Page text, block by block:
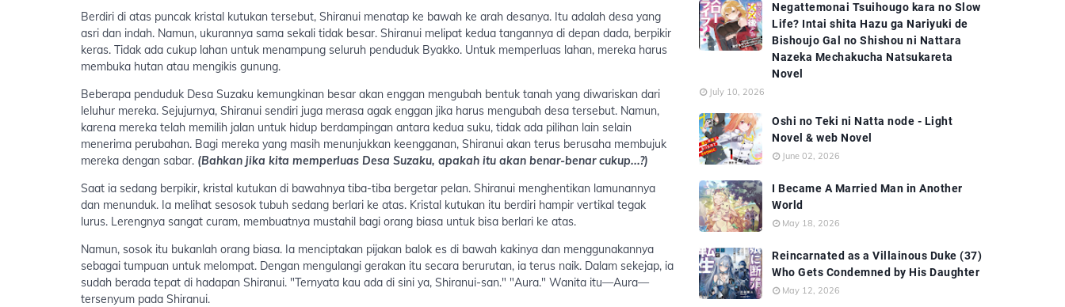
Berdiri di atas puncak kristal kutukan tersebut, Shiranui menatap ke bawah ke arah desanya. Itu adalah desa yang
asri dan indah. Namun, ukurannya sama sekali tidak besar. Shiranui melipat kedua tangannya di depan dada, berpikir
keras. Tidak ada cukup lahan untuk menampung seluruh penduduk Byakko. Untuk memperluas lahan, mereka harus
membuka hutan atau mengikis gunung.
Beberapa penduduk Desa Suzaku kemungkinan besar akan enggan mengubah bentuk tanah yang diwariskan dari
leluhur mereka. Sejujurnya, Shiranui sendiri juga merasa agak enggan jika harus mengubah desa tersebut. Namun,
karena mereka telah memilih jalan untuk hidup berdampingan antara kedua suku, tidak ada pilihan lain selain
menerima perubahan. Bagi mereka yang masih menunjukkan keengganan, Shiranui akan terus berusaha membujuk
mereka dengan sabar. (Bahkan jika kita memperluas Desa Suzaku, apakah itu akan benar-benar cukup...?)
Saat ia sedang berpikir, kristal kutukan di bawahnya tiba-tiba bergetar pelan. Shiranui menghentikan lamunannya
dan menunduk. Ia melihat sesosok tubuh sedang berlari ke atas. Kristal kutukan itu berdiri hampir vertikal tegak
lurus. Lerengnya sangat curam, membuatnya mustahil bagi orang biasa untuk bisa berlari ke atas.
Namun, sosok itu bukanlah orang biasa. Ia menciptakan pijakan balok es di bawah kakinya dan menggunakannya
sebagai tumpuan untuk melompat. Dengan mengulangi gerakan itu secara berurutan, ia terus naik. Dalam sekejap, ia
sudah berada tepat di hadapan Shiranui. "Ternyata kau ada di sini ya, Shiranui-san." "Aura." Wanita itu—Aura—
tersenyum pada Shiranui.
Negattemonai Tsuihougo kara no Slow
Life? Intai shita Hazu ga Nariyuki de
Bishoujo Gal no Shishou ni Nattara
Nazeka Mechakucha Natsukareta
Novel
July 10, 2026
Oshi no Teki ni Natta node - Light
Novel & web Novel
June 02, 2026
I Became A Married Man in Another
World
May 18, 2026
Reincarnated as a Villainous Duke (37)
Who Gets Condemned by His Daughter
May 12, 2026